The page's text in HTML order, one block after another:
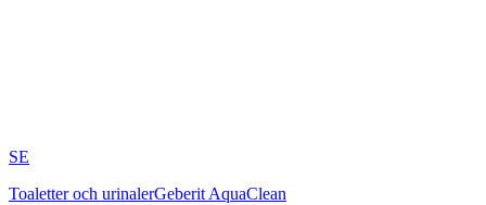
SE
Toaletter och urinalerGeberit AquaClean